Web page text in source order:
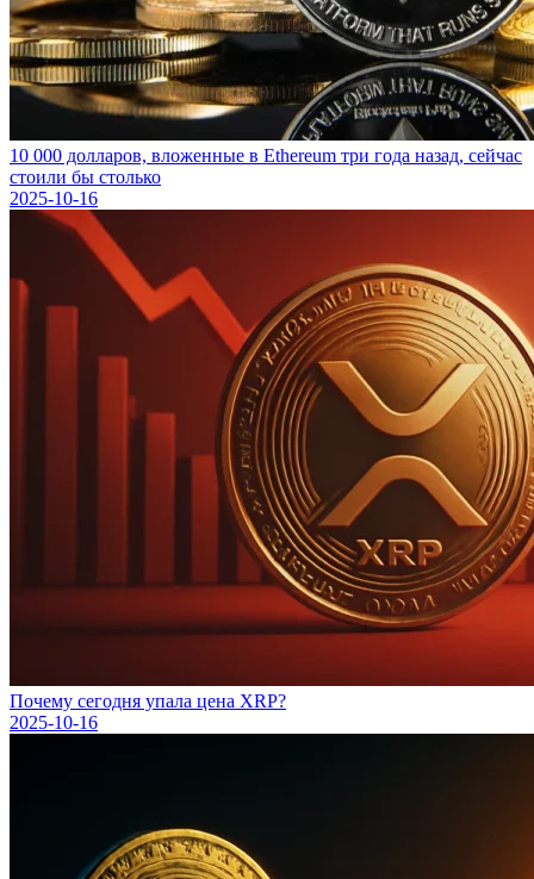
10 000 долларов, вложенные в Ethereum три года назад, сейчас
стоили бы столько
2025-10-16
Почему сегодня упала цена XRP?
2025-10-16